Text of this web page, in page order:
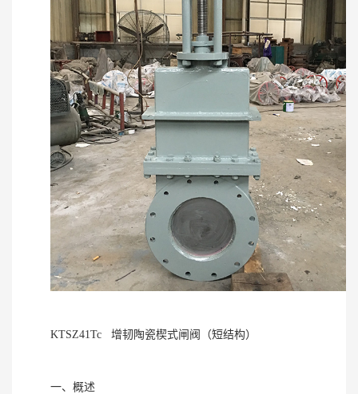
KTSZ41Tc 增韧陶瓷楔式闸阀（短结构）
一、概述